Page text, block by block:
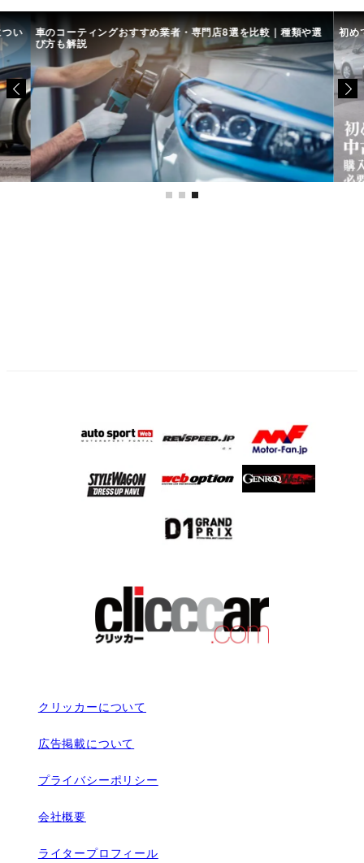
い 車のコーティングおすすめ業者・専門店8選を比較｜種類や選
び方も解説
初め
クリッカーについて
広告掲載について
プライバシーポリシー
会社概要
ライタープロフィール